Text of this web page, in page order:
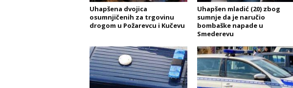
Uhapšena dvojica
osumnjičenih za trgovinu
drogom u Požarevcu i Kučevu
Uhapšen mladić (20) zbog
sumnje da je naručio
bombaške napade u
Smederevu